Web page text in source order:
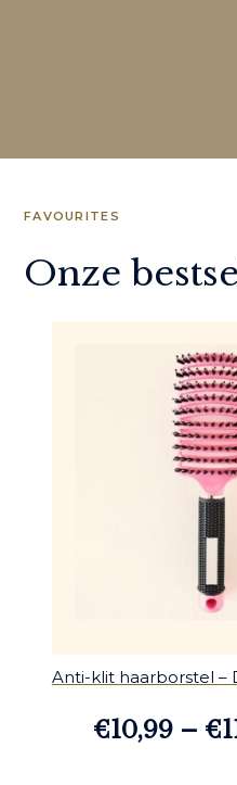
FAVOURITES
Onze
Anti-klit haarborstel –
€10,99 – €